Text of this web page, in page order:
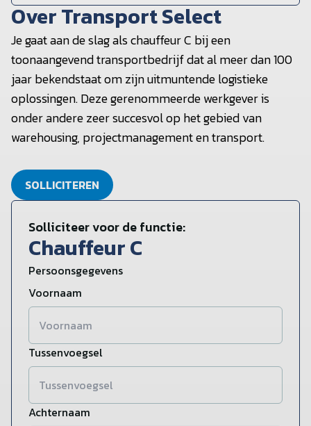
Over Transport Select
Je gaat aan de slag als chauffeur C bij een
toonaangevend transportbedrijf dat al meer dan 100
jaar bekendstaat om zijn uitmuntende logistieke
oplossingen. Deze gerenommeerde werkgever is
onder andere zeer succesvol op het gebied van
warehousing, projectmanagement en transport.
SOLLICITEREN
Solliciteer voor de functie:
Chauffeur C
Persoonsgegevens
Voornaam
Tussenvoegsel
Achternaam